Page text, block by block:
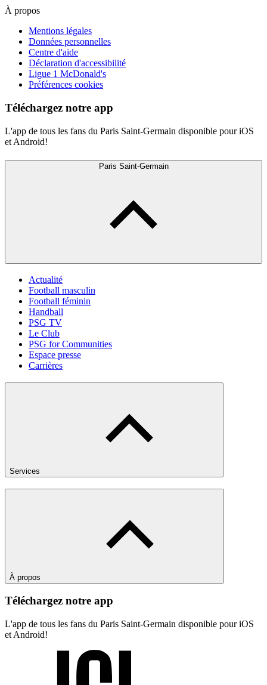
À propos
Mentions légales
Données personnelles
Centre d'aide
Déclaration d'accessibilité
Ligue 1 McDonald's
Préférences cookies
Téléchargez notre app
L'app de tous les fans du Paris Saint-Germain disponible pour iOS
et Android!
Paris Saint-Germain
Actualité
Football masculin
Football féminin
Handball
PSG TV
Le Club
PSG for Communities
Espace presse
Carrières
Services
À propos
Téléchargez notre app
L'app de tous les fans du Paris Saint-Germain disponible pour iOS
et Android!